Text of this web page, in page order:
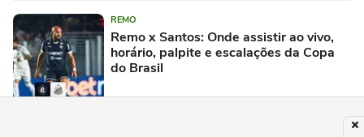
REMO
Remo x Santos: Onde assistir ao vivo,
horário, palpite e escalações da Copa
do Brasil